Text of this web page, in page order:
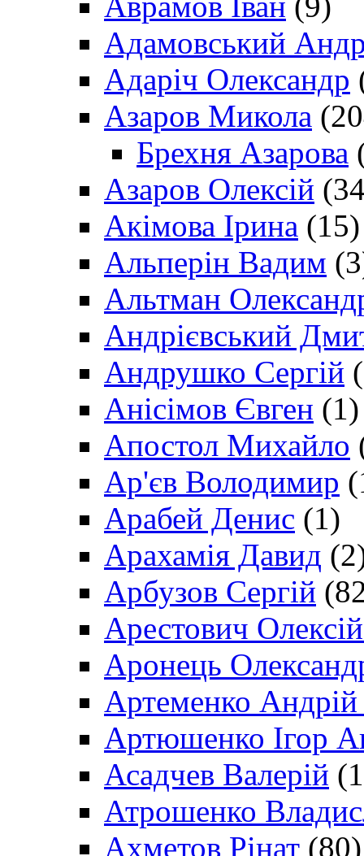
Адамовський
Адаріч Олександр
Азаров Микола
Брехня Азарова
Азаров Олексій
Акімова Ірина (15)
Альперін Вадим
Альтман
Андрієвський
Андрушко Сергій
Анісімов Євген (1)
Апостол Михайло
Ар'єв Володимир
Арабей Денис (1)
Арахамія Давид
Арбузов Сергій
Арестович
Аронець
Артеменко Андрій
Артюшенко Ігор
Асадчев Валерій
Атрошенко
Ахметов Рінат (80)